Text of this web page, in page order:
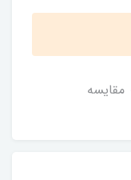
مقایسه